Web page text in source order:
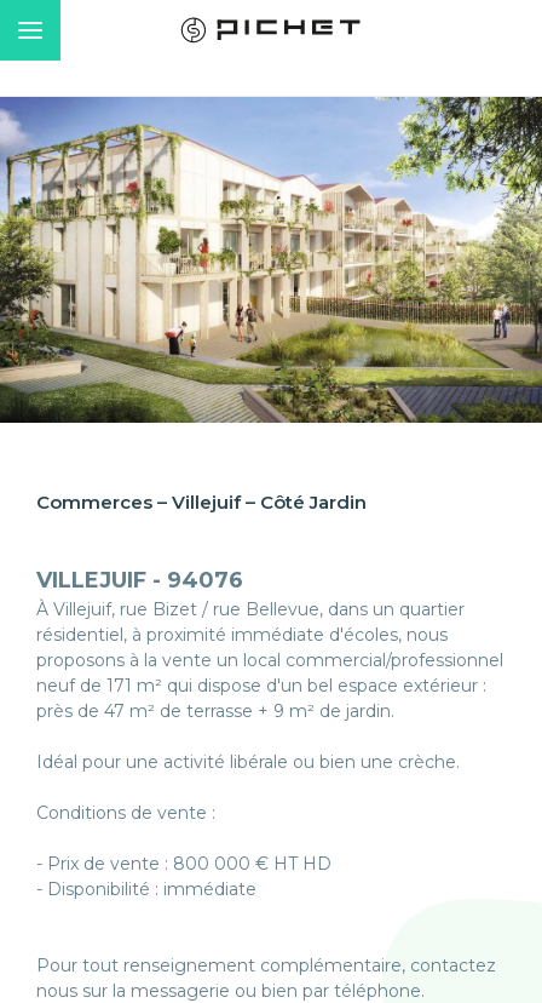
Commerces – Villejuif – Côté Jardin
VILLEJUIF - 94076
À Villejuif, rue Bizet / rue Bellevue, dans un quartier
résidentiel, à proximité immédiate d'écoles, nous
proposons à la vente un local commercial/professionnel
neuf de 171 m² qui dispose d'un bel espace extérieur :
près de 47 m² de terrasse + 9 m² de jardin.
Idéal pour une activité libérale ou bien une crèche.
Conditions de vente :
- Prix de vente : 800 000 € HT HD
- Disponibilité : immédiate
Pour tout renseignement complémentaire, contactez
nous sur la messagerie ou bien par téléphone.